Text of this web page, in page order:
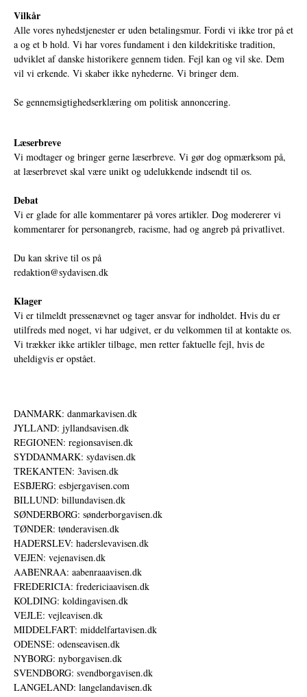
Vilkår
Alle vores nyhedstjenester er uden betalingsmur. Fordi vi ikke tror på et
a og et b hold. Vi har vores fundament i den kildekritiske tradition,
udviklet af danske historikere gennem tiden. Fejl kan og vil ske. Dem
vil vi erkende. Vi skaber ikke nyhederne. Vi bringer dem.
Se gennemsigtighedserklæring om politisk annoncering.
Læserbreve
Vi modtager og bringer gerne læserbreve. Vi gør dog opmærksom på,
at læserbrevet skal være unikt og udelukkende indsendt til os.
Debat
Vi er glade for alle kommentarer på vores artikler. Dog modererer vi
kommentarer for personangreb, racisme, had og angreb på privatlivet.
Du kan skrive til os på
redaktion@sydavisen.dk
Klager
Vi er tilmeldt pressenævnet og tager ansvar for indholdet. Hvis du er
utilfreds med noget, vi har udgivet, er du velkommen til at kontakte os.
Vi trækker ikke artikler tilbage, men retter faktuelle fejl, hvis de
uheldigvis er opstået.
DANMARK: danmarkavisen.dk
JYLLAND: jyllandsavisen.dk
REGIONEN: regionsavisen.dk
SYDDANMARK: sydavisen.dk
TREKANTEN: 3avisen.dk
ESBJERG: esbjergavisen.com
BILLUND: billundavisen.dk
SØNDERBORG: sønderborgavisen.dk
TØNDER: tønderavisen.dk
HADERSLEV: haderslevavisen.dk
VEJEN: vejenavisen.dk
AABENRAA: aabenraaavisen.dk
FREDERICIA: fredericiaavisen.dk
KOLDING: koldingavisen.dk
VEJLE: vejleavisen.dk
MIDDELFART: middelfartavisen.dk
ODENSE: odenseavisen.dk
NYBORG: nyborgavisen.dk
SVENDBORG: svendborgavisen.dk
LANGELAND: langelandavisen.dk